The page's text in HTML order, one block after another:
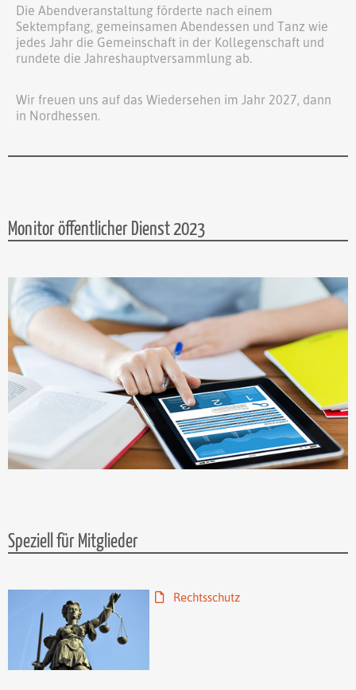
Die Abendveranstaltung förderte nach einem
Sektempfang, gemeinsamen Abendessen und Tanz wie
jedes Jahr die Gemeinschaft in der Kollegenschaft und
rundete die Jahreshauptversammlung ab.
Wir freuen uns auf das Wiedersehen im Jahr 2027, dann
in Nordhessen.
Monitor öffentlicher Dienst 2023
Speziell für Mitglieder
Rechtsschutz